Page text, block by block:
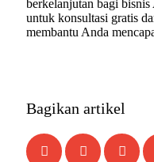
berkelanjutan bagi
untuk konsultasi gratis
membantu Anda
Bagikan artikel